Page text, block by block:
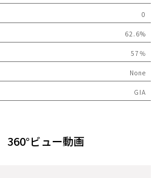
0
62.6%
57％
None
GIA
360°ビュー動画